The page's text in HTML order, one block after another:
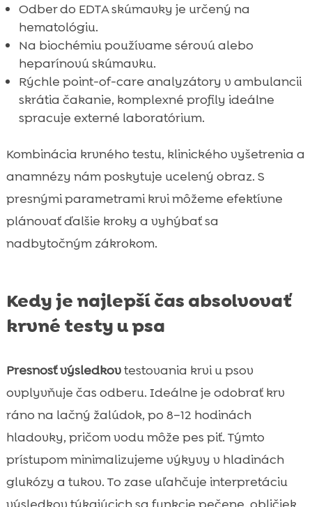
Odber do EDTA skúmavky je určený na
hematológiu.
Na biochémiu používame sérovú alebo
heparínovú skúmavku.
Rýchle point-of-care analyzátory v ambulancii
skrátia čakanie, komplexné profily ideálne
spracuje externé laboratórium.
Kombinácia krvného testu, klinického vyšetrenia a
anamnézy nám poskytuje ucelený obraz. S
presnými parametrami krvi môžeme efektívne
plánovať ďalšie kroky a vyhýbať sa
nadbytočným zákrokom.
Kedy je najlepší čas absolvovať
krvné testy u psa
Presnosť výsledkovtestovania krvi u psov
ovplyvňuje čas odberu. Ideálne je odobrať krv
ráno na lačný žalúdok, po 8–12 hodinách
hladovky, pričom vodu môže pes piť. Týmto
prístupom minimalizujeme výkyvy v hladinách
glukózy a tukov. To zase uľahčuje interpretáciu